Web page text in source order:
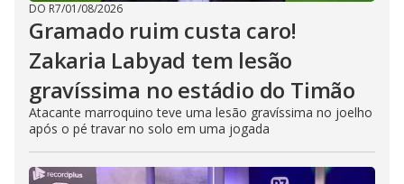
DO R7/01/08/2026
Gramado ruim custa caro!
Zakaria Labyad tem lesão
gravíssima no estádio do Timão
Atacante marroquino teve uma lesão gravíssima no joelho
após o pé travar no solo em uma jogada